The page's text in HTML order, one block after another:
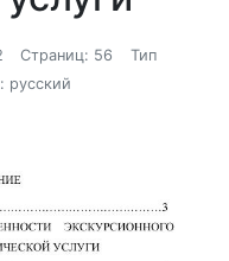
Страниц: 56
Тип
русский